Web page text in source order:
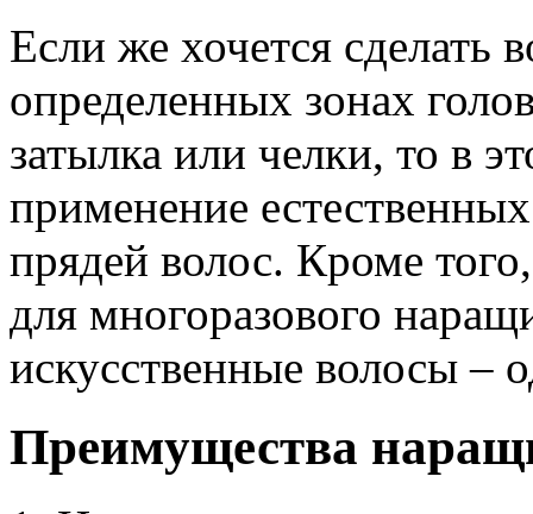
Если же хочется сделать
определенных зонах
затылка или челки, то в
применение
прядей волос. Кроме
для многоразового
искусственные волосы –
Преимущества